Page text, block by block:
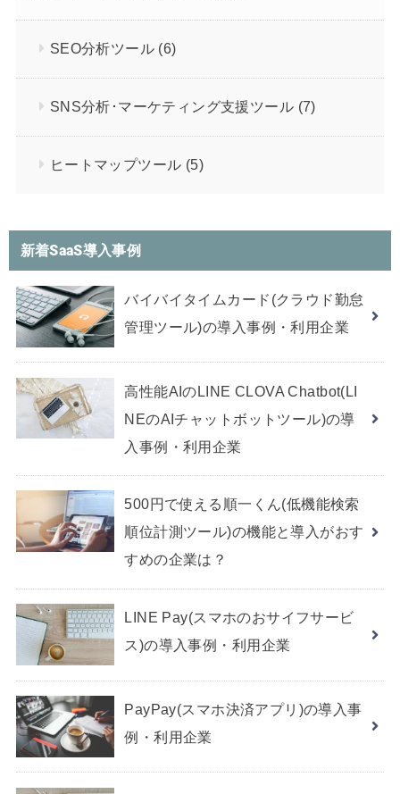
SEO分析ツール (6)
SNS分析･マーケティング支援ツール (7)
ヒートマップツール (5)
新着SaaS導入事例
バイバイタイムカード(クラウド勤怠
管理ツール)の導入事例・利用企業
高性能AIのLINE CLOVA Chatbot(LI
NEのAIチャットボットツール)の導
入事例・利用企業
500円で使える順一くん(低機能検索
順位計測ツール)の機能と導入がおす
すめの企業は？
LINE Pay(スマホのおサイフサービ
ス)の導入事例・利用企業
PayPay(スマホ決済アプリ)の導入事
例・利用企業